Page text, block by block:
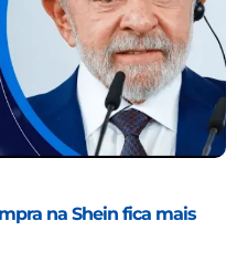
na Shein fica mais